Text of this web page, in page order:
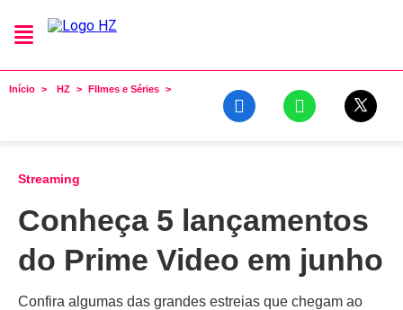
Início HZ FIlmes e Séries
Streaming
Conheça 5 lançamentos
do Prime Video em junho
Confira algumas das grandes estreias que chegam ao